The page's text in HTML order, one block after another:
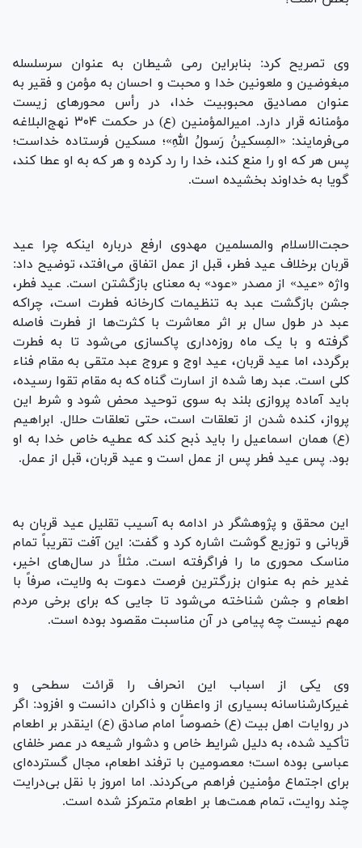
وی تصریح کرد: بنابراین رمی شیطان به عنوان سرسلسله
مبغوضین و ملعونین خدا و محبت و احسان به مؤمن و فقیر به
عنوان مصادیق محبوبیت خدا، در رأس محورهای زیست
مؤمنانه قرار دارد. امیرالمؤمنین (ع) در حکمت ۳۰۴ نهج‌البلاغه
می‌فرمایند: «المِسکینُ رَسولُ اللهِ»؛ مسکین فرستاده خداست؛
پس هر که او را منع کند، خدا را رد کرده و هر که به او عطا کند،
گویا به خداوند بخشیده است.
حجت‌الاسلام والمسلمین مهدوی ارفع درباره اینکه چرا عید
قربان برخلاف عید فطر، قبل از عمل اتفاق می‌افتد، توضیح داد:
واژه «عید» از مصدر «عود» به معنای بازگشتن است. عید فطر،
جشن بازگشت عبد به تنظیمات کارخانه فطرت است، چراکه
عبد در طول سال بر اثر معاشرت با کثرت‌ها از فطرت فاصله
گرفته و با یک ماه روزه‌داری پاکسازی می‌شود تا به فطرت
برگردد، اما عید قربان، عید اوج و عروج عبد متقی به مقام فناء
کلی است. عبد رها شده از اسارت گناه که به مقام تقوا رسیده،
باید آماده پروازی بلند به سوی توحید محض شود و شرط این
پرواز، کنده شدن از تعلقات است، حتی تعلقات حلال. ابراهیم
(ع) همان اسماعیل را باید ذبح کند که عطیه خاص خدا به او
بود. پس عید فطر پس از عمل است و عید قربان، قبل از عمل.
این محقق و پژوهشگر در ادامه به آسیب تقلیل عید قربان به
قربانی و توزیع گوشت اشاره کرد و گفت: این آفت تقریباً تمام
مناسک محوری ما را فراگرفته است. مثلاً در سال‌های اخیر،
غدیر خم به عنوان بزرگترین فرصت دعوت به ولایت، صرفاً با
اطعام و جشن شناخته می‌شود تا جایی که برای برخی مردم
مهم نیست چه پیامی در آن مناسبت مقصود بوده است.
وی یکی از اسباب این انحراف را قرائت سطحی و
غیرکارشناسانه بسیاری از واعظان و ذاکران دانست و افزود: اگر
در روایات اهل بیت (ع) خصوصاً امام صادق (ع) اینقدر بر اطعام
تأکید شده، به دلیل شرایط خاص و دشوار شیعه در عصر خلفای
عباسی بوده است؛ معصومین با ترفند اطعام، مجال گسترده‌ای
برای اجتماع مؤمنین فراهم می‌کردند. اما امروز با نقل بی‌درایت
چند روایت، تمام همت‌ها بر اطعام متمرکز شده است.